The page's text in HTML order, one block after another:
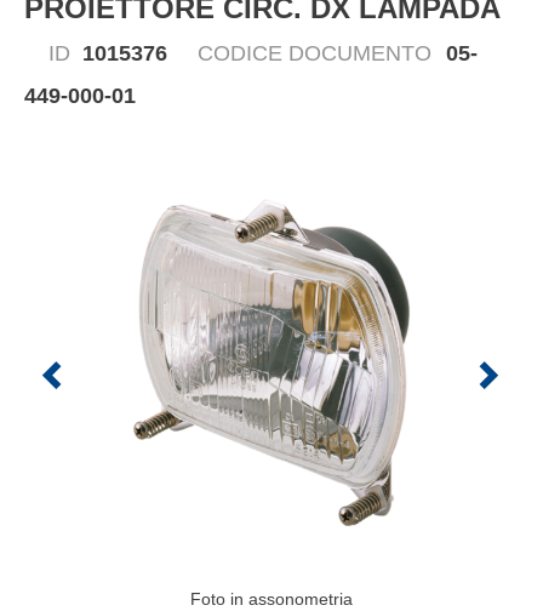
PROIETTORE CIRC. DX LAMPADA
ID 1015376 CODICE DOCUMENTO
05-
449-000-01
Foto in assonometria